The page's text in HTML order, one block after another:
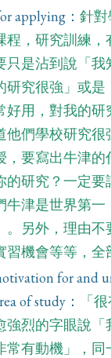
applying： 針
程，研究訓練
只是沾到說「
研究很強」或
好用，對我的研
他們學校研究
，要寫出牛津
的研究？一定
牛津是世界第
。另外，理由不
習機會等等，全
for and
of study：
「
強烈的字眼說
常有動機」，